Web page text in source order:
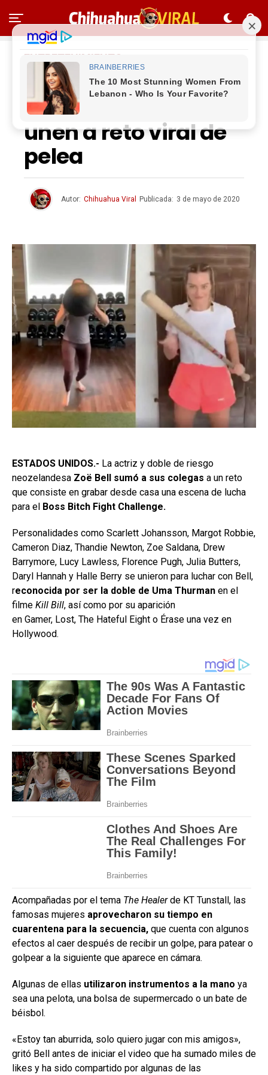
ENTRETENIMIENTO
Scarlett Johansson
y Margot Robbie se
unen a reto viral de
pelea
Autor: Chihuahua Viral Publicada: 3 de mayo de 2020
ESTADOS UNIDOS.- La actriz y doble de riesgo
neozelandesa Zoë Bell sumó a sus colegas a un reto
que consiste en grabar desde casa una escena de lucha
para el Boss Bitch Fight Challenge.
Personalidades como Scarlett Johansson, Margot Robbie,
Cameron Diaz, Thandie Newton, Zoe Saldana, Drew
Barrymore, Lucy Lawless, Florence Pugh, Julia Butters,
Daryl Hannah y Halle Berry se unieron para luchar con Bell,
reconocida por ser la doble de Uma Thurman en el
filme Kill Bill, así como por su aparición
en Gamer, Lost, The Hateful Eight o Érase una vez en
Hollywood.
Acompañadas por el tema The Healerde KT Tunstall, las
famosas mujeres aprovecharon su tiempo en
cuarentena para la secuencia, que cuenta con algunos
efectos al caer después de recibir un golpe, para patear o
golpear a la siguiente que aparece en cámara.
Algunas de ellas utilizaron instrumentos a la mano ya
sea una pelota, una bolsa de supermercado o un bate de
béisbol.
«Estoy tan aburrida, solo quiero jugar con mis amigos»,
gritó Bell antes de iniciar el video que ha sumado miles de
likes y ha sido compartido por algunas de las